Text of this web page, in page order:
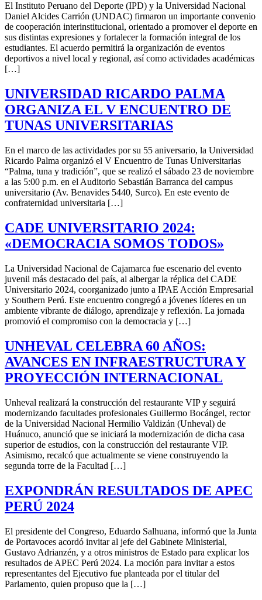
El Instituto Peruano del Deporte (IPD) y la Universidad Nacional
Daniel Alcides Carrión (UNDAC) firmaron un importante convenio
de cooperación interinstitucional, orientado a promover el deporte en
sus distintas expresiones y fortalecer la formación integral de los
estudiantes. El acuerdo permitirá la organización de eventos
deportivos a nivel local y regional, así como actividades académicas
[…]
UNIVERSIDAD RICARDO PALMA
ORGANIZA EL V ENCUENTRO DE
TUNAS UNIVERSITARIAS
En el marco de las actividades por su 55 aniversario, la Universidad
Ricardo Palma organizó el V Encuentro de Tunas Universitarias
“Palma, tuna y tradición”, que se realizó el sábado 23 de noviembre
a las 5:00 p.m. en el Auditorio Sebastián Barranca del campus
universitario (Av. Benavides 5440, Surco). En este evento de
confraternidad universitaria […]
CADE UNIVERSITARIO 2024:
«DEMOCRACIA SOMOS TODOS»
La Universidad Nacional de Cajamarca fue escenario del evento
juvenil más destacado del país, al albergar la réplica del CADE
Universitario 2024, coorganizado junto a IPAE Acción Empresarial
y Southern Perú. Este encuentro congregó a jóvenes líderes en un
ambiente vibrante de diálogo, aprendizaje y reflexión. La jornada
promovió el compromiso con la democracia y […]
UNHEVAL CELEBRA 60 AÑOS:
AVANCES EN INFRAESTRUCTURA Y
PROYECCIÓN INTERNACIONAL
Unheval realizará la construcción del restaurante VIP y seguirá
modernizando facultades profesionales Guillermo Bocángel, rector
de la Universidad Nacional Hermilio Valdizán (Unheval) de
Huánuco, anunció que se iniciará la modernización de dicha casa
superior de estudios, con la construcción del restaurante VIP.
Asimismo, recalcó que actualmente se viene construyendo la
segunda torre de la Facultad […]
EXPONDRÁN RESULTADOS DE APEC
PERÚ 2024
El presidente del Congreso, Eduardo Salhuana, informó que la Junta
de Portavoces acordó invitar al jefe del Gabinete Ministerial,
Gustavo Adrianzén, y a otros ministros de Estado para explicar los
resultados de APEC Perú 2024. La moción para invitar a estos
representantes del Ejecutivo fue planteada por el titular del
Parlamento, quien propuso que la […]